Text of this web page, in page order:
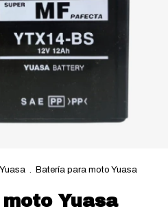
Yuasa .
Batería para moto Yuasa
Yuasa